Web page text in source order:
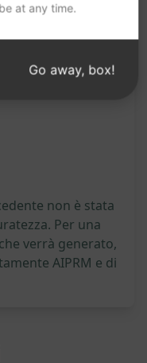
ChatGPT
non è stata
Per una
verrà generato,
AIPRM e di
at any time.
Go away, box!